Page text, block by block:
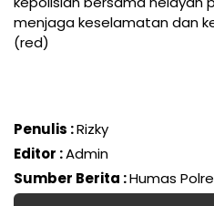
menjaga keselamatan dan
(red)
Penulis :Rizky
Editor :Admin
Sumber Berita :Humas